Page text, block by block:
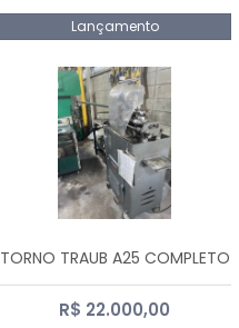
Lançamento
TORNO TRAUB A25 COMPLETO
R$ 22.000,00